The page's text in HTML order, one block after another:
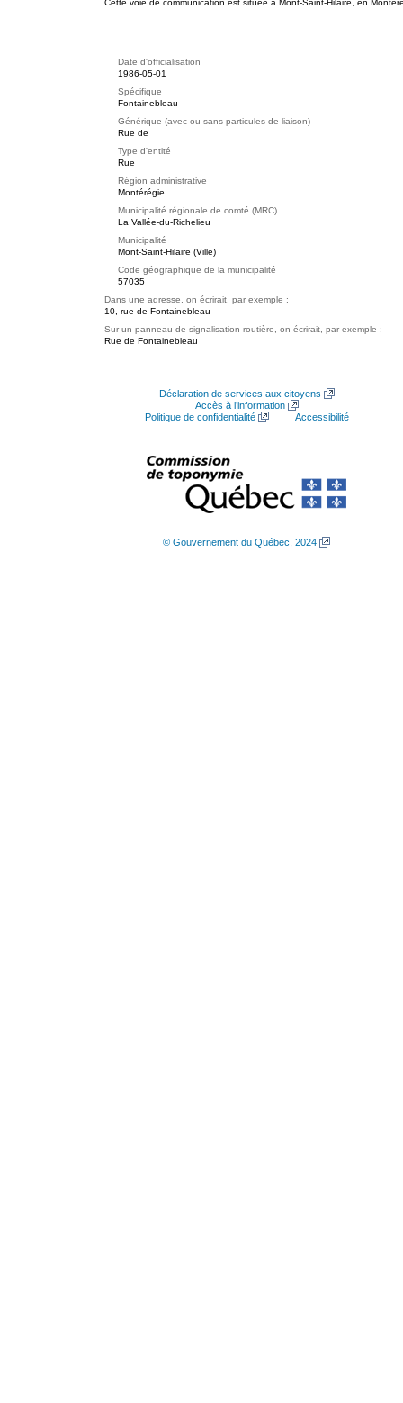
Cette voie de communication est située à Mont-Saint-Hilaire, en
Date d'officialisation
1986-05-01
Spécifique
Fontainebleau
Générique (avec ou sans particules de liaison)
Rue de
Type d'entité
Rue
Région administrative
Montérégie
Municipalité régionale de comté (MRC)
La Vallée-du-Richelieu
Municipalité
Mont-Saint-Hilaire (Ville)
Code géographique de la municipalité
57035
Dans une adresse, on écrirait, par exemple :
10, rue de Fontainebleau
Sur un panneau de signalisation routière, on écrirait, par exemple :
Rue de Fontainebleau
Déclaration de services aux citoyens
Accès à l’information
Politique de confidentialité
Accessibilité
© Gouvernement du Québec, 2024